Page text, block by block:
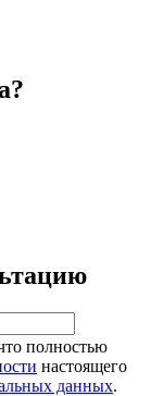
полностью
настоящего
данных.